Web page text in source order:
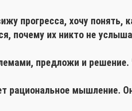
прогресса, хочу понять,
почему их никто не
предложи и
рациональное мышление.